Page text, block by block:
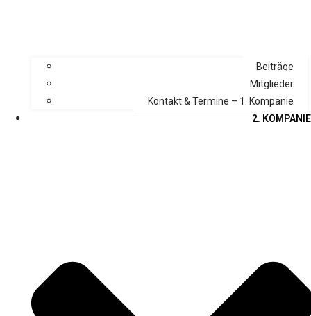
Beiträge
Mitglieder
Kontakt & Termine – 1. Kompanie
2. KOMPANIE